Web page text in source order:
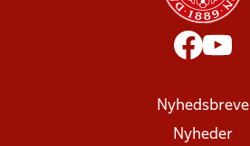
Nyhedsbreve
Nyheder